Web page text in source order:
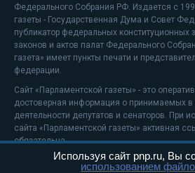
Федерального Собрания РФ. Издается с
газеты - Государственная Дума и Совет
публикатор федеральных конституционных
законов и актов палат Федерального
газета» имеет пункты печати и
федерации.
Сайт «Парламентской газеты» - это
достоверная информация о принимаемых в
деятельности депутатов и сенаторов. При
сайта «Парламентской газеты» активная
обязательна.
На информационном ресурсе применяются
Используя сайт pnp.ru, Вы
использованием